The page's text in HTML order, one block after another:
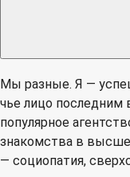
Мы разные. Я —
чье лицо
популярное
знакомства в
— социопатия,